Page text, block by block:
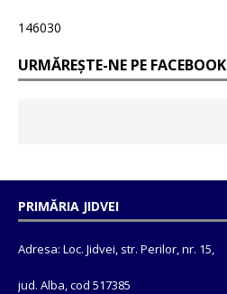
146030
URMĂREȘTE-NE PE FACEBOOK
PRIMĂRIA JIDVEI
Adresa: Loc. Jidvei, str. Perilor, nr. 15,
jud. Alba, cod 517385